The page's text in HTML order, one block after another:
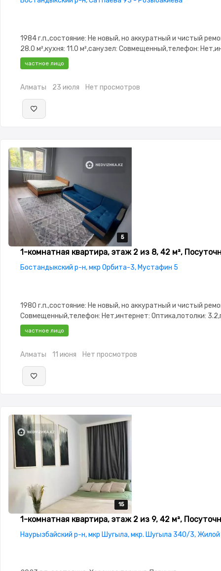
1984 г.п.,состояние: Не новый, но аккуратный и чистый
28.0 м²,кухня: 11.0 м²,санузел: Совмещенный,телефон:
Оптика,паркинг:
частное лицо
Алматы 23 июля Нет просмотров
5
5
5
5
5
1-комнатная квартира, этаж 2 из 8, 42 м²,
Бостандыкский р-н, мкр Орбита-3, Мустафин 5
1980 г.п.,состояние: Не новый, но аккуратный и чистый
Совмещенный,телефон: Нет,интернет: Оптика,потолки:
Рядом охраняемая
изолированы,Встроенная кухня,Новая сантехника
частное лицо
Алматы 11 июня Нет просмотров
15
15
15
15
15
1-комнатная квартира, этаж 2 из 9, 42 м²,
Наурызбайский р-н, мкр Шугыла, мкр. Шугыла 340/3, Жилой